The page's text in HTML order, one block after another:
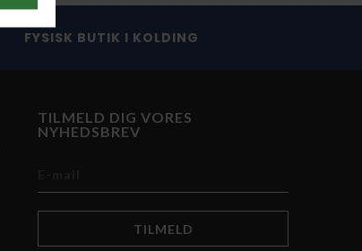
FYSISK BUTIK I KOLDING
TILMELD DIG VORES
NYHEDSBREV